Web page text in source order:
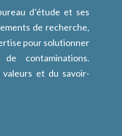
d’étude et ses
de recherche,
pour solutionner
contaminations.
et du savoir-